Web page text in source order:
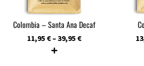
Colombia – Santa Ana Decaf
11,95 € – 39,95 €